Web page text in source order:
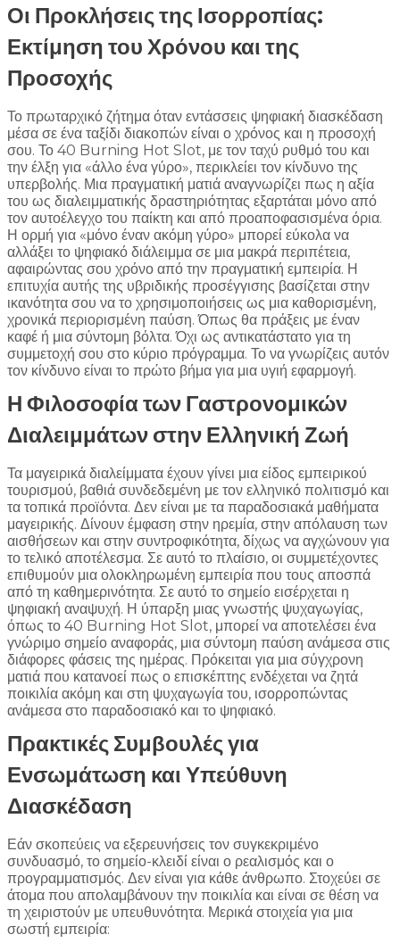
Οι Προκλήσεις της Ισορροπίας:
Εκτίμηση του Χρόνου και της
Προσοχής
Το πρωταρχικό ζήτημα όταν εντάσσεις ψηφιακή διασκέδαση
μέσα σε ένα ταξίδι διακοπών είναι ο χρόνος και η προσοχή
σου. Το 40 Burning Hot Slot, με τον ταχύ ρυθμό του και
την έλξη για «άλλο ένα γύρο», περικλείει τον κίνδυνο της
υπερβολής. Μια πραγματική ματιά αναγνωρίζει πως η αξία
του ως διαλειμματικής δραστηριότητας εξαρτάται μόνο από
τον αυτοέλεγχο του παίκτη και από προαποφασισμένα όρια.
Η ορμή για «μόνο έναν ακόμη γύρο» μπορεί εύκολα να
αλλάξει το ψηφιακό διάλειμμα σε μια μακρά περιπέτεια,
αφαιρώντας σου χρόνο από την πραγματική εμπειρία. Η
επιτυχία αυτής της υβριδικής προσέγγισης βασίζεται στην
ικανότητα σου να το χρησιμοποιήσεις ως μια καθορισμένη,
χρονικά περιορισμένη παύση. Όπως θα πράξεις με έναν
καφέ ή μια σύντομη βόλτα. Όχι ως αντικατάστατο για τη
συμμετοχή σου στο κύριο πρόγραμμα. Το να γνωρίζεις αυτόν
τον κίνδυνο είναι το πρώτο βήμα για μια υγιή εφαρμογή.
Η Φιλοσοφία των Γαστρονομικών
Διαλειμμάτων στην Ελληνική Ζωή
Τα μαγειρικά διαλείμματα έχουν γίνει μια είδος εμπειρικού
τουρισμού, βαθιά συνδεδεμένη με τον ελληνικό πολιτισμό και
τα τοπικά προϊόντα. Δεν είναι με τα παραδοσιακά μαθήματα
μαγειρικής. Δίνουν έμφαση στην ηρεμία, στην απόλαυση των
αισθήσεων και στην συντροφικότητα, δίχως να αγχώνουν για
το τελικό αποτέλεσμα. Σε αυτό το πλαίσιο, οι συμμετέχοντες
επιθυμούν μια ολοκληρωμένη εμπειρία που τους αποσπά
από τη καθημερινότητα. Σε αυτό το σημείο εισέρχεται η
ψηφιακή αναψυχή. Η ύπαρξη μιας γνωστής ψυχαγωγίας,
όπως το 40 Burning Hot Slot, μπορεί να αποτελέσει ένα
γνώριμο σημείο αναφοράς, μια σύντομη παύση ανάμεσα στις
διάφορες φάσεις της ημέρας. Πρόκειται για μια σύγχρονη
ματιά που κατανοεί πως ο επισκέπτης ενδέχεται να ζητά
ποικιλία ακόμη και στη ψυχαγωγία του, ισορροπώντας
ανάμεσα στο παραδοσιακό και το ψηφιακό.
Πρακτικές Συμβουλές για
Ενσωμάτωση και Υπεύθυνη
Διασκέδαση
Εάν σκοπεύεις να εξερευνήσεις τον συγκεκριμένο
συνδυασμό, το σημείο-κλειδί είναι ο ρεαλισμός και ο
προγραμματισμός. Δεν είναι για κάθε άνθρωπο. Στοχεύει σε
άτομα που απολαμβάνουν την ποικιλία και είναι σε θέση να
τη χειριστούν με υπευθυνότητα. Μερικά στοιχεία για μια
σωστή εμπειρία: